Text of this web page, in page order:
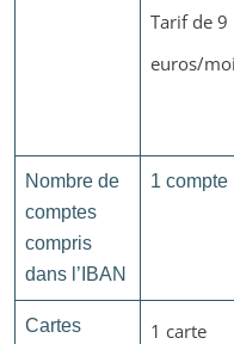
Tarif de 9
euros/
Nombre de
comptes
compris
dans l’IBAN
1 compte
Cartes
1 carte